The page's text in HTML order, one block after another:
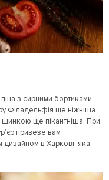
з сирними бортиками.
Філадельфія ще ніжніша.
шинкою ще пікантніша. При
привезе вам
дизайном в Харкові, яка